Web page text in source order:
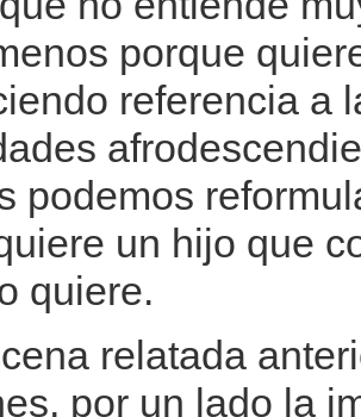
porque
referencia a
podemos
un hijo que
quiere.
relatada
por un lado la